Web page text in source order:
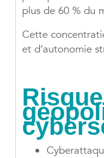
plus de 60 % du
Cette
et d’autonomie